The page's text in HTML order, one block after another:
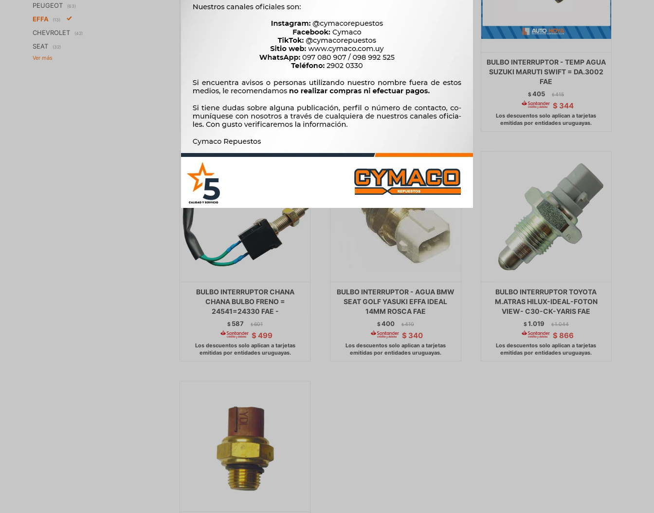
BULBO INTERRUPTOR JMC MARCHA
N/C -
$ 548 $ 562
$466
BULBO INTERRUPTOR
UNIV.CONICO/ EFFA IDEAL OLIMPIC
$309 $ 317
$ 263
BULBO INTERRUPTOR - TEMP AGUA
SUZUKI MARUTI SWIFT = DA.3002
FAE
$405 $ 415
$ 344
BULBO INTERRUPTOR CHANA
CHANA BULBO FRENO =
24541=24330 FAE -
$ 587 $ 601
$ 499
BULBO INTERRUPTOR - AGUA BMW
SEAT GOLF YASUKI EFFA IDEAL
14MM ROSCA FAE
$400 $ 410
$ 340
BULBO INTERRUPTOR TOYOTA
M.ATRAS HILUX-IDEAL-FOTON
VIEW- C30-CK-YARIS FAE
$1.019 $ 1.044
$ 866
PEUGEOT (63)
EFFA (13)
CHEVROLET (42)
SEAT (32)